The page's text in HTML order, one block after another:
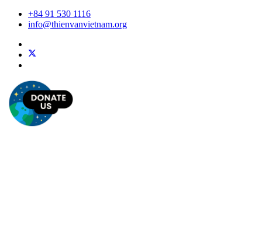
+84 91 530 1116
info@thienvanvietnam.org